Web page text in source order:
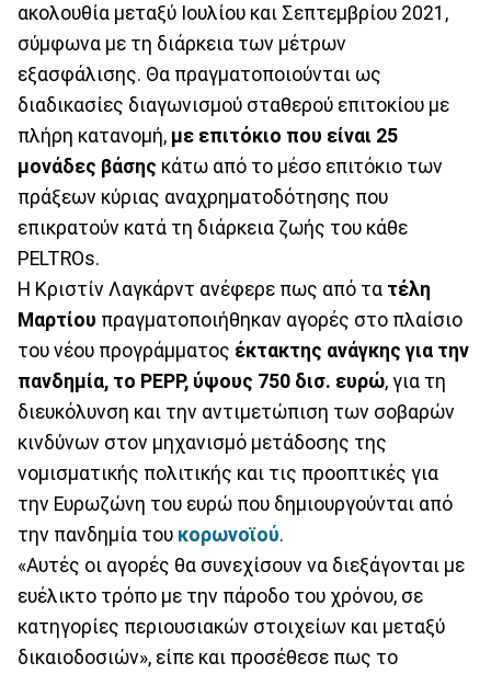
ακολουθία μεταξύ Ιουλίου και Σεπτεμβρίου 2021,
σύμφωνα με τη διάρκεια των μέτρων
εξασφάλισης. Θα πραγματοποιούνται ως
διαδικασίες διαγωνισμού σταθερού επιτοκίου με
πλήρη κατανομή, με επιτόκιο που είναι 25
μονάδες βάσης κάτω από το μέσο επιτόκιο των
πράξεων κύριας αναχρηματοδότησης που
επικρατούν κατά τη διάρκεια ζωής του κάθε
PELTROs.
Η Κριστίν Λαγκάρντ ανέφερε πως από τα τέλη
Μαρτίου πραγματοποιήθηκαν αγορές στο πλαίσιο
του νέου προγράμματος έκτακτης ανάγκης για την
πανδημία, το PEPP, ύψους 750 δισ. ευρώ, για τη
διευκόλυνση και την αντιμετώπιση των σοβαρών
κινδύνων στον μηχανισμό μετάδοσης της
νομισματικής πολιτικής και τις προοπτικές για
την Ευρωζώνη του ευρώ που δημιουργούνται από
την πανδημία του κορωνοϊού.
«Αυτές οι αγορές θα συνεχίσουν να διεξάγονται με
ευέλικτο τρόπο με την πάροδο του χρόνου, σε
κατηγορίες περιουσιακών στοιχείων και μεταξύ
δικαιοδοσιών», είπε και προσέθεσε πως το